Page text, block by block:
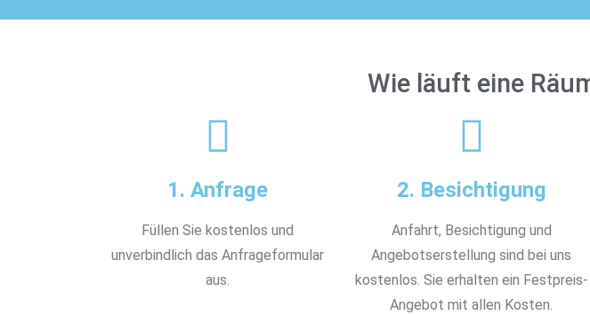
Wie läuft eine
1. Anfrage
Füllen Sie kostenlos und
unverbindlich das Anfrageformular
aus.
2. Besichtigung
Anfahrt, Besichtigung und
Angebotserstellung sind bei uns
kostenlos. Sie erhalten ein Festpreis-
Angebot mit allen Kosten.